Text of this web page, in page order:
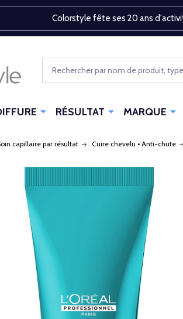
Colorstyle fête ses 20 ans
RÉSULTAT MARQUE
capillaire par résultat Cuire chevelu • Anti-chute